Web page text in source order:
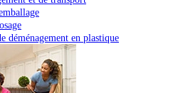
déménagement en plastique